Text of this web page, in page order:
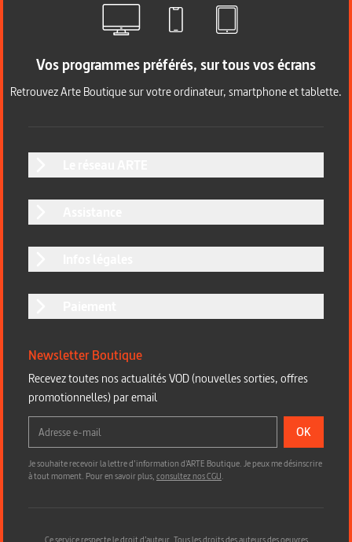
Vos programmes préférés, sur tous vos écrans
Retrouvez Arte Boutique sur votre ordinateur, smartphone et tablette.
Newsletter Boutique
Recevez toutes nos actualités VOD (nouvelles sorties, offres
promotionnelles) par email
OK
Je souhaite recevoir la lettre d’information d'ARTE Boutique. Je peux me désinscrire
à tout moment. Pour en savoir plus,consultez nos CGU.